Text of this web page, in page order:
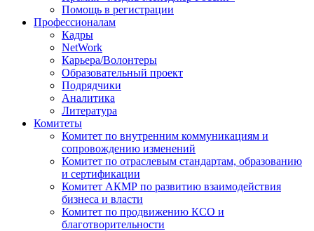
Помощь в регистрации
Профессионалам
Кадры
NetWork
Карьера/Волонтеры
Образовательный проект
Подрядчики
Аналитика
Литература
Комитеты
Комитет по внутренним коммуникациям и
сопровождению изменений
Комитет по отраслевым стандартам, образованию
и сертификации
Комитет АКМР по развитию взаимодействия
бизнеса и власти
Комитет по продвижению КСО и
благотворительности